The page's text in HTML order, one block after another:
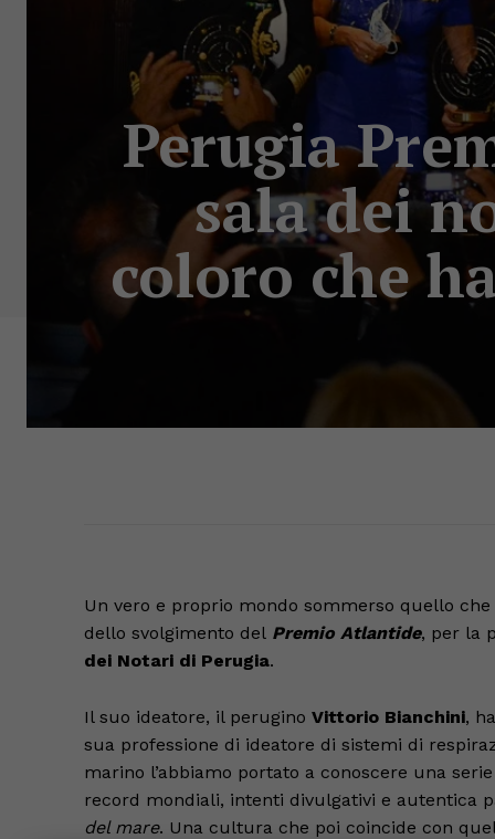
Perugia
sala dei
coloro che
Un vero e proprio mondo sommerso quello
dello svolgimento del Premio Atlantide, per la
dei Notari di Perugia.
Il suo ideatore, il perugino Vittorio Bianchini,
sua professione di ideatore di sistemi di
marino l’abbiamo portato a conoscere una
record mondiali, intenti divulgativi e autentica
del mare. Una cultura che poi coincide con